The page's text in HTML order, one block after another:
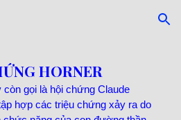
Skip to navigation
HORNER
còn gọi là hội chứng Claude
hợp các triệu chứng xảy ra do